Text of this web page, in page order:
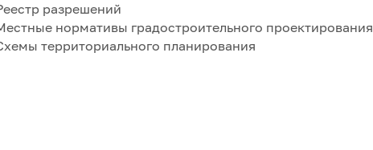
разрешений
нормативы градостроительного проектирования
территориального планирования